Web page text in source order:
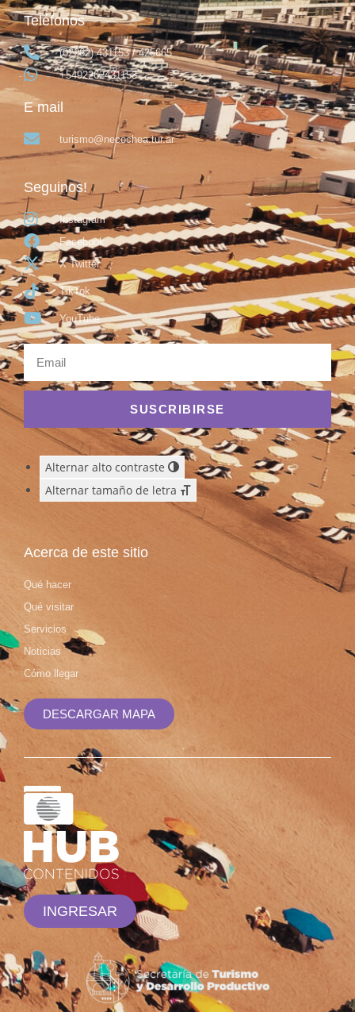
Teléfonos
(02262) 431153 / 425665
+5492262431153
E mail
turismo@necochea.tur.ar
Seguinos!
Instagram
Facebook
X Twitter
TikTok
YouTube
SUSCRIBIRSE
Alternar alto contraste
Alternar tamaño de letra
Acerca de este sitio
Qué hacer
Qué visitar
Servicios
Noticias
Cómo llegar
DESCARGAR MAPA
INGRESAR